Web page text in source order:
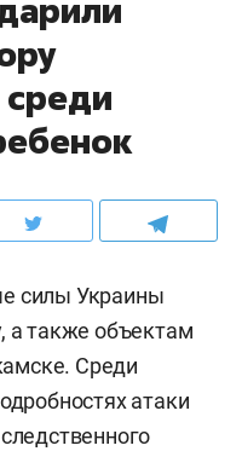
силы Украины
а также объектам
Среди
атаки